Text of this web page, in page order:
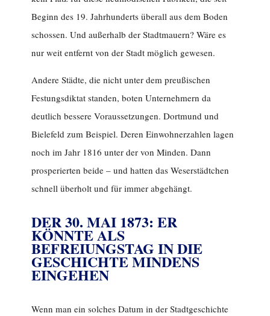
Beginn des 19. Jahrhunderts überall aus dem Boden
schossen. Und außerhalb der Stadtmauern? Wäre es
nur weit entfernt von der Stadt möglich gewesen.
Andere Städte, die nicht unter dem preußischen
Festungsdiktat standen, boten Unternehmern da
deutlich bessere Voraussetzungen. Dortmund und
Bielefeld zum Beispiel. Deren Einwohnerzahlen lagen
noch im Jahr 1816 unter der von Minden. Dann
prosperierten beide – und hatten das Weserstädtchen
schnell überholt und für immer abgehängt.
DER 30. MAI 1873: ER
KÖNNTE ALS
BEFREIUNGSTAG IN DIE
GESCHICHTE MINDENS
EINGEHEN
Wenn man ein solches Datum in der Stadtgeschichte